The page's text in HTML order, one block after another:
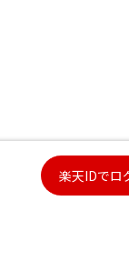
楽天IDでロ